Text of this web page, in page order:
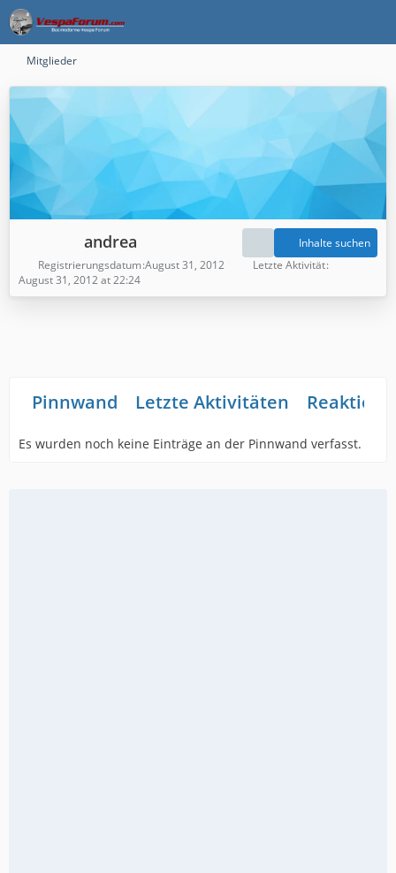
Mitglieder
andrea
Inhalte suchen
Registrierungsdatum August 31, 2012
Letzte Aktivität
August 31, 2012 at 22:24
Pinnwand Letzte Aktivitäten
Es wurden noch keine Einträge an der Pinnwand verfasst.